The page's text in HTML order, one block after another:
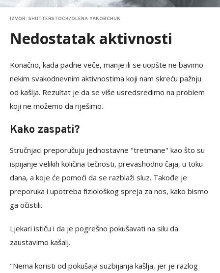
IZVOR: SHUTTERSTOCK/OLENA YAKOBCHUK
Nedostatak aktivnosti
Konačno, kada padne veče, manje ili se uopšte ne bavimo
nekim svakodnevnim aktivnostima koji nam skreću pažnju
od kašlja. Rezultat je da se više usredsredimo na problem
koji ne možemo da riješimo.
Kako zaspati?
Stručnjaci preporučuju jednostavne "tretmane" kao što su
ispijanje velikih količina tečnosti, prevashodno čaja, u toku
dana, a koje će pomoći da se razblaži sluz. Takođe je
preporuka i upotreba fiziološkog spreja za nos, kako bismo
ga očistili.
Ljekari ističu i da je pogrešno pokušavati na silu da
zaustavimo kašalj.
"Nema koristi od pokušaja suzbijanja kašlja, jer je razlog